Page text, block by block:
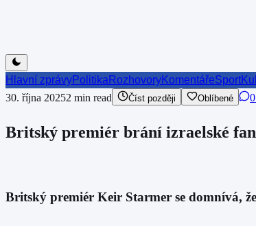
Hlavní zprávyPolitika RozhovoryKomentářeSport
30. října 20252 min read Číst později Oblíbené
Britský premiér brání izraelské
Britský premiér Keir Starmer se domnívá,